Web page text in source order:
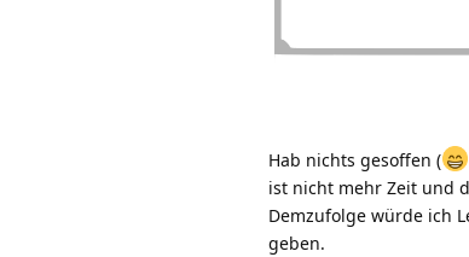
Hab nichts gesoffen (
ist nicht mehr Zeit und
Demzufolge würde ich
geben.